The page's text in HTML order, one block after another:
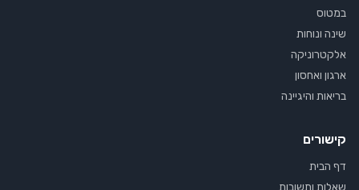
במטוס
שינה ונוחות
אלקטרוניקה
ארגון ואחסון
בריאות והיגיינה
קישורים
דף הבית
שאלות ותשובות